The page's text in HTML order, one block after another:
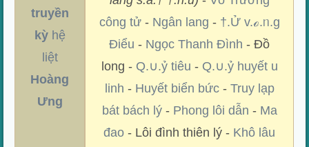
truyền
kỳhệ
liệt
Hoàng
Ưng
công tử- Ngân lang - †.Ử v.ℴ.ᥒ.g
Điểu - Ngọc Thanh Đình - Đồ
long - Q.∪.ỷ tiêu - Q.∪.ỷ huyết u
linh - Huyết biển bức- Truy lạp
bát bách lý- Phong lôi dẫn - Ma
đao - Lôi đình thiên lý - Khô lâu